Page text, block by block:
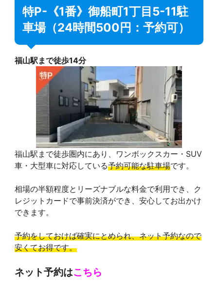
特P-《1番》御船町1丁目5-11駐
車場（24時間500円：予約可）
福山駅まで徒歩14分
福山駅まで徒歩圏内にあり、ワンボックスカー・SUV
車・大型車に対応している予約可能な駐車場です。
相場の半額程度とリーズナブルな料金で利用でき、ク
レジットカードで事前決済ができ、安心してお出かけ
できます。
予約をしておけば確実にとめられ、ネット予約なので
安くてお得です。
ネット予約はこちら